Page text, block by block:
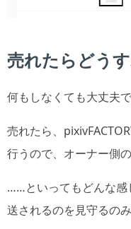
売れたらどう
何もしなくても大丈夫
売れたら、
行うので、オーナー側
……といってもどんな感
送されるのを見守るの